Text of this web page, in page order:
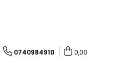
0740984910 0,00